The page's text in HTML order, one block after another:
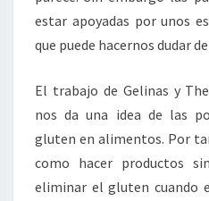
estar apoyadas por unos
que puede hacernos dudar
El trabajo de Gelinas y
nos da una idea de las
gluten en alimentos. Por
como hacer productos
eliminar el gluten cuando